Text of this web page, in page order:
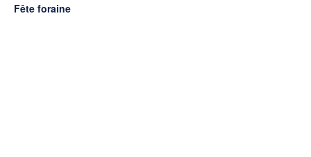
Fête foraine